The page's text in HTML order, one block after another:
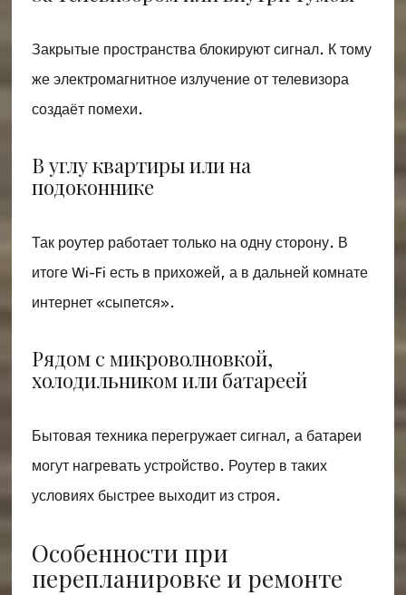
Закрытые пространства блокируют сигнал. К тому
же электромагнитное излучение от телевизора
создаёт помехи.
В углу квартиры или на
подоконнике
Так роутер работает только на одну сторону. В
итоге Wi-Fi есть в прихожей, а в дальней комнате
интернет «сыпется».
Рядом с микроволновкой,
холодильником или батареей
Бытовая техника перегружает сигнал, а батареи
могут нагревать устройство. Роутер в таких
условиях быстрее выходит из строя.
Особенности при
перепланировке и ремонте